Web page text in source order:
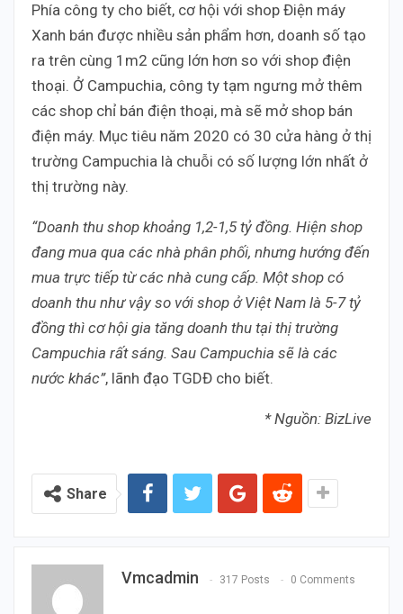
Phía công ty cho biết, cơ hội với shop Điện máy
Xanh bán được nhiều sản phẩm hơn, doanh số tạo
ra trên cùng 1m2 cũng lớn hơn so với shop điện
thoại. Ở Campuchia, công ty tạm ngưng mở thêm
các shop chỉ bán điện thoại, mà sẽ mở shop bán
điện máy. Mục tiêu năm 2020 có 30 cửa hàng ở thị
trường Campuchia là chuỗi có số lượng lớn nhất ở
thị trường này.
“Doanh thu shop khoảng 1,2-1,5 tỷ đồng. Hiện shop
đang mua qua các nhà phân phối, nhưng hướng đến
mua trực tiếp từ các nhà cung cấp. Một shop có
doanh thu như vậy so với shop ở Việt Nam là 5-7 tỷ
đồng thì cơ hội gia tăng doanh thu tại thị trường
Campuchia rất sáng. Sau Campuchia sẽ là các
nước khác”, lãnh đạo TGDĐ cho biết.
* Nguồn: BizLive
Share
Vmcadmin 317 Posts 0 Comments